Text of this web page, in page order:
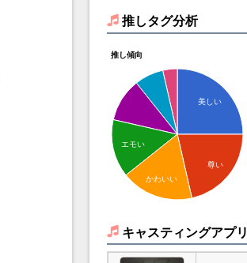
推しタグ分析
推し傾向
美しい
尊い
エモい
かわいい
キャスティングアプリ